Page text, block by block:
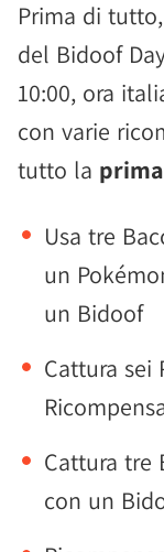
Prima di
del Bidoof
10:00, ora
con varie
tutto la
Usa tre
un
un Bidoof
Cattura sei
Cattura tre
con un